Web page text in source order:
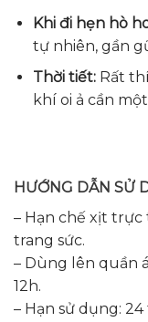
Khi đi hẹn hò
tự nhiên, gần
Thời tiết:Rất
khí oi ả cần
HƯỚNG DẪN SỬ
– Hạn chế xịt
trang sức.
– Dùng lên quần
12h.
– Hạn sử dụng: